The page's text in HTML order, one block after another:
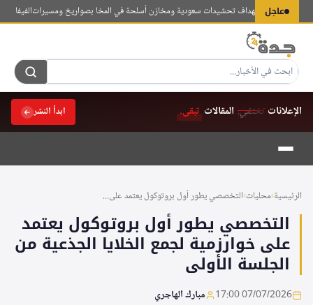
عاجل
تزعم استهداف تحشيدات سعودية ومخازن أسلحة في المخا بصواريخ ومسيراتالفيفا يحذر
الإعلانات تختفي.المقالات تبقى. ابدأ النشر
التجاوز
المحتوى
الرئيسية›محليات›التخصصي يطور أول بروتوكول يعتمد على...
التخصصي يطور أول بروتوكول يعتمد
على خوارزمية لجمع الخلايا الجذعية من
الجلسة الأولى
07/07/2026 17:00 مبارك الهاجري